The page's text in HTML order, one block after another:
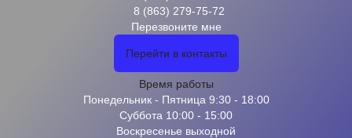
8 (863) 279-75-72
Перезвоните мне
Перейти в контакты
Время работы
Понедельник - Пятница 9:30 - 18:00
Суббота 10:00 - 15:00
Воскресенье выходной